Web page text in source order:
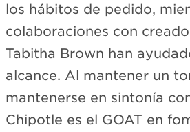
los hábitos de pedido,
colaboraciones con
Tabitha Brown han
alcance. Al mantener un
mantenerse en sintonía
Chipotle es el GOAT en